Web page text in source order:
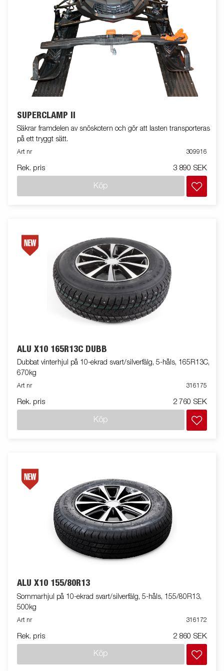
SUPERCLAMP II
Säkrar framdelen av snöskotern och gör att lasten transporteras
på ett tryggt sätt.
Art nr 309916
Rek. pris 3 890 SEK
Köp
ALU X10 165R13C DUBB
Dubbat vinterhjul på 10-ekrad svart/silverfälg, 5-håls, 165R13C,
670kg
Art nr 316175
Rek. pris 2 760 SEK
Köp
ALU X10 155/80R13
Sommarhjul på 10-ekrad svart/silverfälg, 5-håls, 155/80R13,
500kg
Art nr 316172
Rek. pris 2 860 SEK
Köp